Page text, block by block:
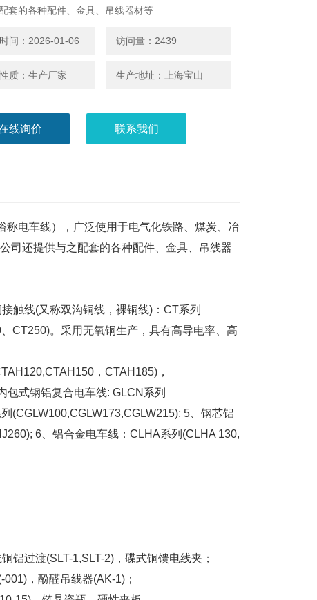
套的各种配件、金具、吊线器材等
间：2026-01-06 访问量：2439
质：生产厂家 生产地址：上海宝山
线询价 联系我们
称电车线），广泛使用于电气化铁路、煤炭、冶
司还提供与之配套的各种配件、金具、吊线器
触线(又称双沟铜线，裸铜线)：CT系列
CT250)。采用无氧铜生产，具有高导电率、高
，CTAH185)，
式钢铝复合电车线: GLCN系列
(CGLW100,CGLW173,CGLW215); 5、钢芯铝
6、铝合金电车线：CLHA系列(CLHA 130,
铝过渡(SLT-1,SLT-2)，碟式铜馈电线夹；
，酚醛吊线器(AK-1)；